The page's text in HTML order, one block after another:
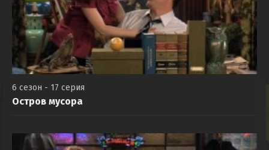
6 сезон - 17 серия
Остров мусора